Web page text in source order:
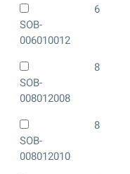
SOB-
006010012
6
SOB-
008012008
8
SOB-
008012010
8